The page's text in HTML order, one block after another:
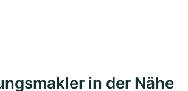
in der Nähe